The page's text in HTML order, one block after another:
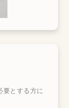
とする方に